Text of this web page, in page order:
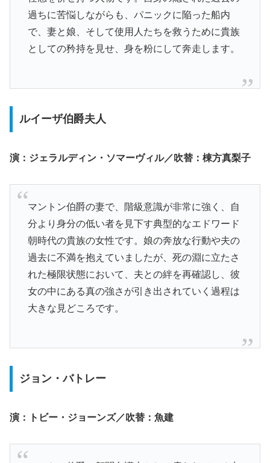
過ちに苦悩しながらも、パニックに陥った船内
で、妻と娘、そして使用人たちを救うために貴族
としての矜持を見せ、身を粉にして奔走します。
ルイーザ伯爵夫人
演：ジェラルディン・ソマーヴィル／吹替：棟方真梨子
マントン伯爵の妻で、階級意識が非常に強く、自
分より身分の低い者を見下す典型的なエドワード
朝時代の貴族の女性です。娘の奔放な行動や夫の
過去に不満を抱えていましたが、死の淵に立たさ
れた極限状態において、夫との絆を再確認し、彼
女の中にある真の強さが引き出されていく過程は
大きな見どころです。
ジョン・バトレー
演：トビー・ジョーンズ／吹替：魚建